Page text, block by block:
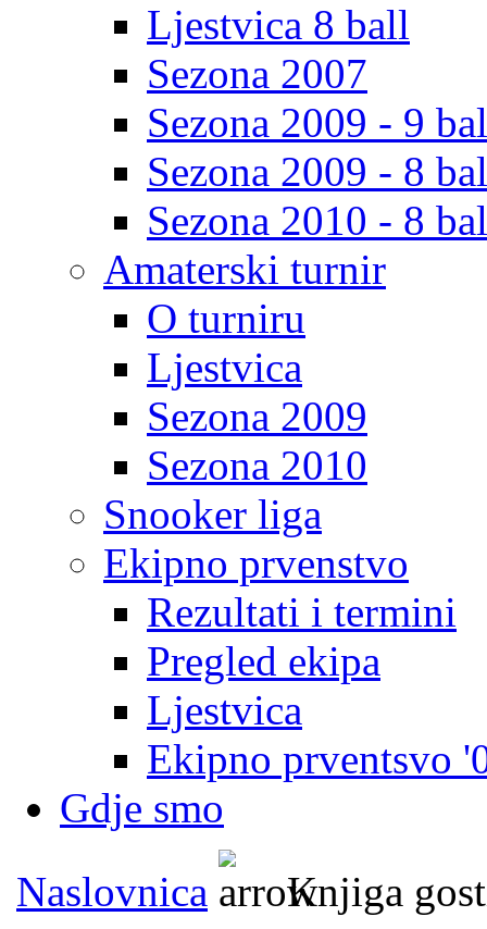
Ljestvica 8 ball
Sezona 2007
Sezona 2009 - 9
Sezona 2009 - 8
Sezona 2010 - 8
Amaterski turnir
O turniru
Ljestvica
Sezona 2009
Sezona 2010
Snooker liga
Ekipno prvenstvo
Rezultati i termini
Pregled ekipa
Ljestvica
Ekipno prventsvo
Gdje smo
Naslovnica
Knjiga